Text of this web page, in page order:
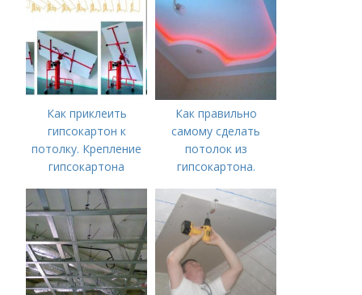
недостатки метода
Как приклеить
гипсокартон к
потолку. Крепление
гипсокартона
Как правильно
самому сделать
потолок из
гипсокартона.
расчеты, разметка и
подготовка
поверхности